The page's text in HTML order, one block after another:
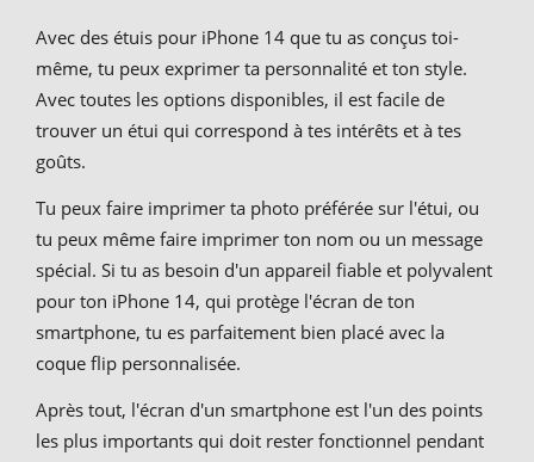
Avec des étuis pour iPhone 14 que tu as conçus toi-
même, tu peux exprimer ta personnalité et ton style.
Avec toutes les options disponibles, il est facile de
trouver un étui qui correspond à tes intérêts et à tes
goûts.
Tu peux faire imprimer ta photo préférée sur l'étui, ou
tu peux même faire imprimer ton nom ou un message
spécial. Si tu as besoin d'un appareil fiable et polyvalent
pour ton iPhone 14, qui protège l'écran de ton
smartphone, tu es parfaitement bien placé avec la
coque flip personnalisée.
Après tout, l'écran d'un smartphone est l'un des points
les plus importants qui doit rester fonctionnel pendant